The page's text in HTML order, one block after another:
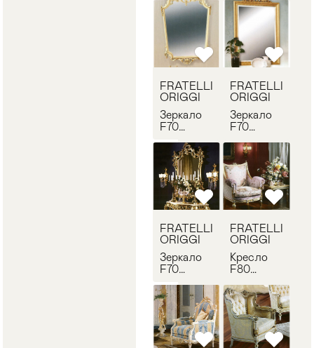
FRATELLI
ORIGGI
1082
ORIGGI
620
FRATELLI
ORIGGI
Зеркало
F70
ORIGGI
578
FRATELLI
ORIGGI
Зеркало
F70
ORIGGI
645
FRATELLI
ORIGGI
Зеркало
F70
ORIGGI
711
FRATELLI
ORIGGI
Кресло
F80
ORIGGI
208